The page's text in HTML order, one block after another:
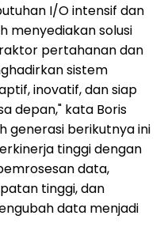
I/O intensif dan
menyediakan solusi
pertahanan dan
sistem
inovatif, dan siap
depan," kata Boris
generasi berikutnya ini
tinggi dengan
data,
tinggi, dan
data menjadi